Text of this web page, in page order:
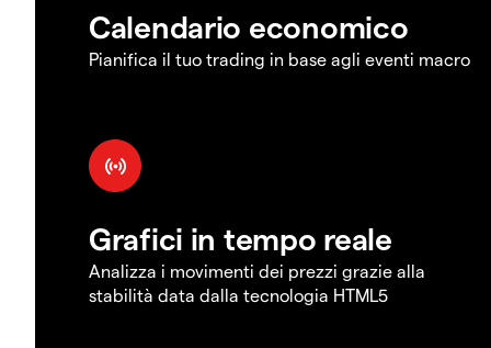
Calendario economico
Pianifica il tuo trading in base agli eventi macro
Grafici in tempo reale
Analizza i movimenti dei prezzi grazie alla
stabilità data dalla tecnologia HTML5